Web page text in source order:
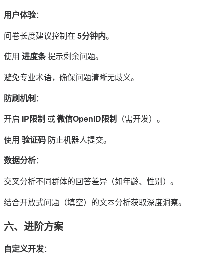
用户体验：
问卷长度建议控制在 5分钟内。
使用 进度条提示剩余问题。
避免专业术语，确保问题清晰无歧义。
防刷机制：
开启 IP限制 或微信OpenID限制 （需开发）。
使用 验证码 防止机器人提交。
数据分析：
交叉分析不同群体的回答差异（如年龄、性别）。
结合开放式问题（填空）的文本分析获取深度洞察。
六、进阶方案
自定义开发：